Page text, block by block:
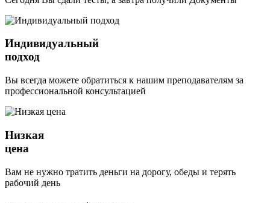
Индивидуальный
подход
Вы всегда можете обратиться к нашим преподавателям за
профессиональной консультацией
Низкая
цена
Вам не нужно тратить деньги на дорогу, обеды и терять
рабочий день